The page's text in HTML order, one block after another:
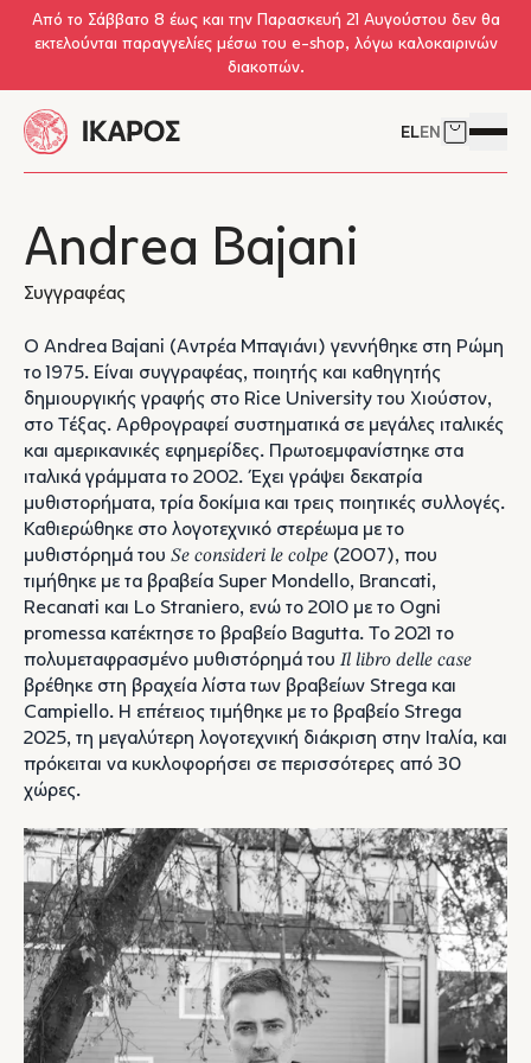
Skip to main content
Από το Σάββατο 8 έως και την Παρασκευή 21 Αυγούστου δεν θα
εκτελούνται παραγγελίες μέσω του e-shop, λόγω καλοκαιρινών
διακοπών.
ELEN Δείτε το
Andrea Bajani
Συγγραφέας
Ο Andrea Bajani (Αντρέα Μπαγιάνι) γεννήθηκε στη Ρώμη
το 1975. Είναι συγγραφέας, ποιητής και καθηγητής
δημιουργικής γραφής στο Rice University του Χιούστον,
στο Τέξας. Αρθρογραφεί συστηματικά σε μεγάλες ιταλικές
και αμερικανικές εφημερίδες. Πρωτοεμφανίστηκε στα
ιταλικά γράμματα το 2002. Έχει γράψει δεκατρία
μυθιστορήματα, τρία δοκίμια και τρεις ποιητικές συλλογές.
Καθιερώθηκε στο λογοτεχνικό στερέωμα με το
μυθιστόρημά του Se consideri le colpe (2007), που
τιμήθηκε με τα βραβεία Super Mondello, Brancati,
Recanati και Lo Straniero, ενώ το 2010 με το Ogni
promessa κατέκτησε το βραβείο Bagutta. Το 2021 το
πολυμεταφρασμένο μυθιστόρημά του Il libro delle case
βρέθηκε στη βραχεία λίστα των βραβείων Strega και
Campiello. Η επέτειος τιμήθηκε με το βραβείο Strega
2025, τη μεγαλύτερη λογοτεχνική διάκριση στην Ιταλία, και
πρόκειται να κυκλοφορήσει σε περισσότερες από 30
χώρες.